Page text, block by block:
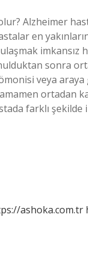
Alzheimer
en
sonra
veya
ortadan
farklı
ashoka.com.tr